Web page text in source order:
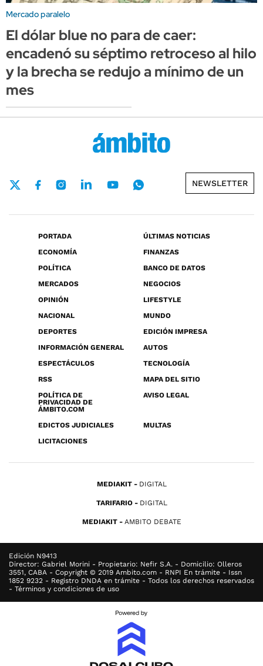
Mercado paralelo
El dólar blue no para de caer:
encadenó su séptimo retroceso al hilo
y la brecha se redujo a mínimo de un
mes
NEWSLETTER
PORTADA
ÚLTIMAS NOTICIAS
ECONOMÍA
FINANZAS
POLÍTICA
BANCO DE DATOS
MERCADOS
NEGOCIOS
OPINIÓN
LIFESTYLE
NACIONAL
MUNDO
DEPORTES
EDICIÓN IMPRESA
INFORMACIÓN GENERAL
AUTOS
ESPECTÁCULOS
TECNOLOGÍA
RSS
MAPA DEL SITIO
POLÍTICA DE
PRIVACIDAD DE
ÁMBITO.COM
AVISO LEGAL
EDICTOS JUDICIALES
MULTAS
LICITACIONES
MEDIAKIT DIGITAL
TARIFARIO DIGITAL
MEDIAKIT AMBITO DEBATE
Edición N9413
Director: Gabriel Morini - Propietario: Nefir S.A. - Domicilio: Olleros
3551, CABA - Copyright © 2019 Ambito.com - RNPI En trámite - Issn
1852 9232 - Registro DNDA en trámite - Todos los derechos reservados
- Términos y condiciones de uso